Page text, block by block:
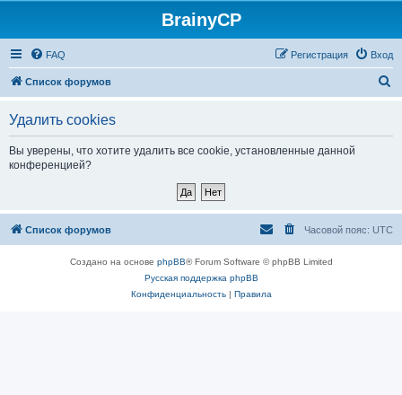
BrainyCP
FAQ Вход
Регистрация
Список форумов
Удалить cookies
Вы уверены, что хотите удалить все cookie, установленные данной
конференцией?
Список форумов Часовой пояс: UTC
Создано на основе phpBB® Forum Software © phpBB Limited
Русская поддержка phpBB
Конфиденциальность| Правила